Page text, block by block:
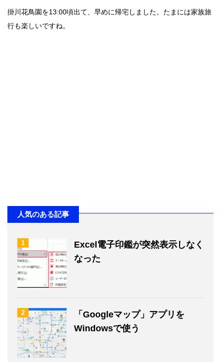
掛川花鳥園を13:00頃出て、早めに帰宅しました。たまには家族旅
行も楽しいですね。
人気のある記事
1
Excel電子印鑑が突然表示しなく
なった
2
「Googleマップ」アプリを
Windowsで使う